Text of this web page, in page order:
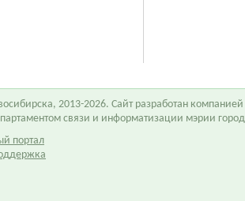
2013-2026. Сайт разработан компанией
связи и информатизации мэрии
портал